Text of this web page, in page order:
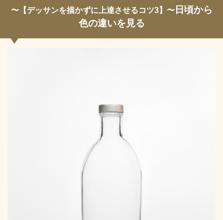
〜【デッサンを描かずに上達させるコツ3】〜日頃から
色の違いを見る